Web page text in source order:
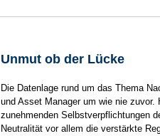
Unmut ob der Lücke
Die Datenlage rund um das Thema
und Asset Manager um wie nie zuvor.
zunehmenden Selbstverpflichtungen
Neutralität vor allem die verstärkte